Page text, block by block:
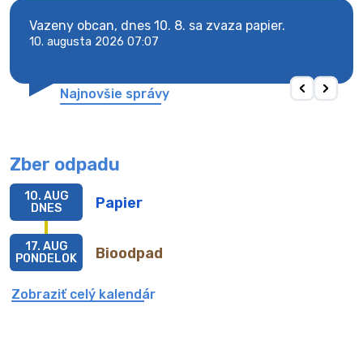
Vazeny obcan, dnes 10. 8. sa zvaza papier.
10. augusta 2026 07:07
Najnovšie správy
Zber odpadu
Papier
10. AUG
DNES
Bioodpad
17. AUG
PONDELOK
Zobraziť celý kalendár